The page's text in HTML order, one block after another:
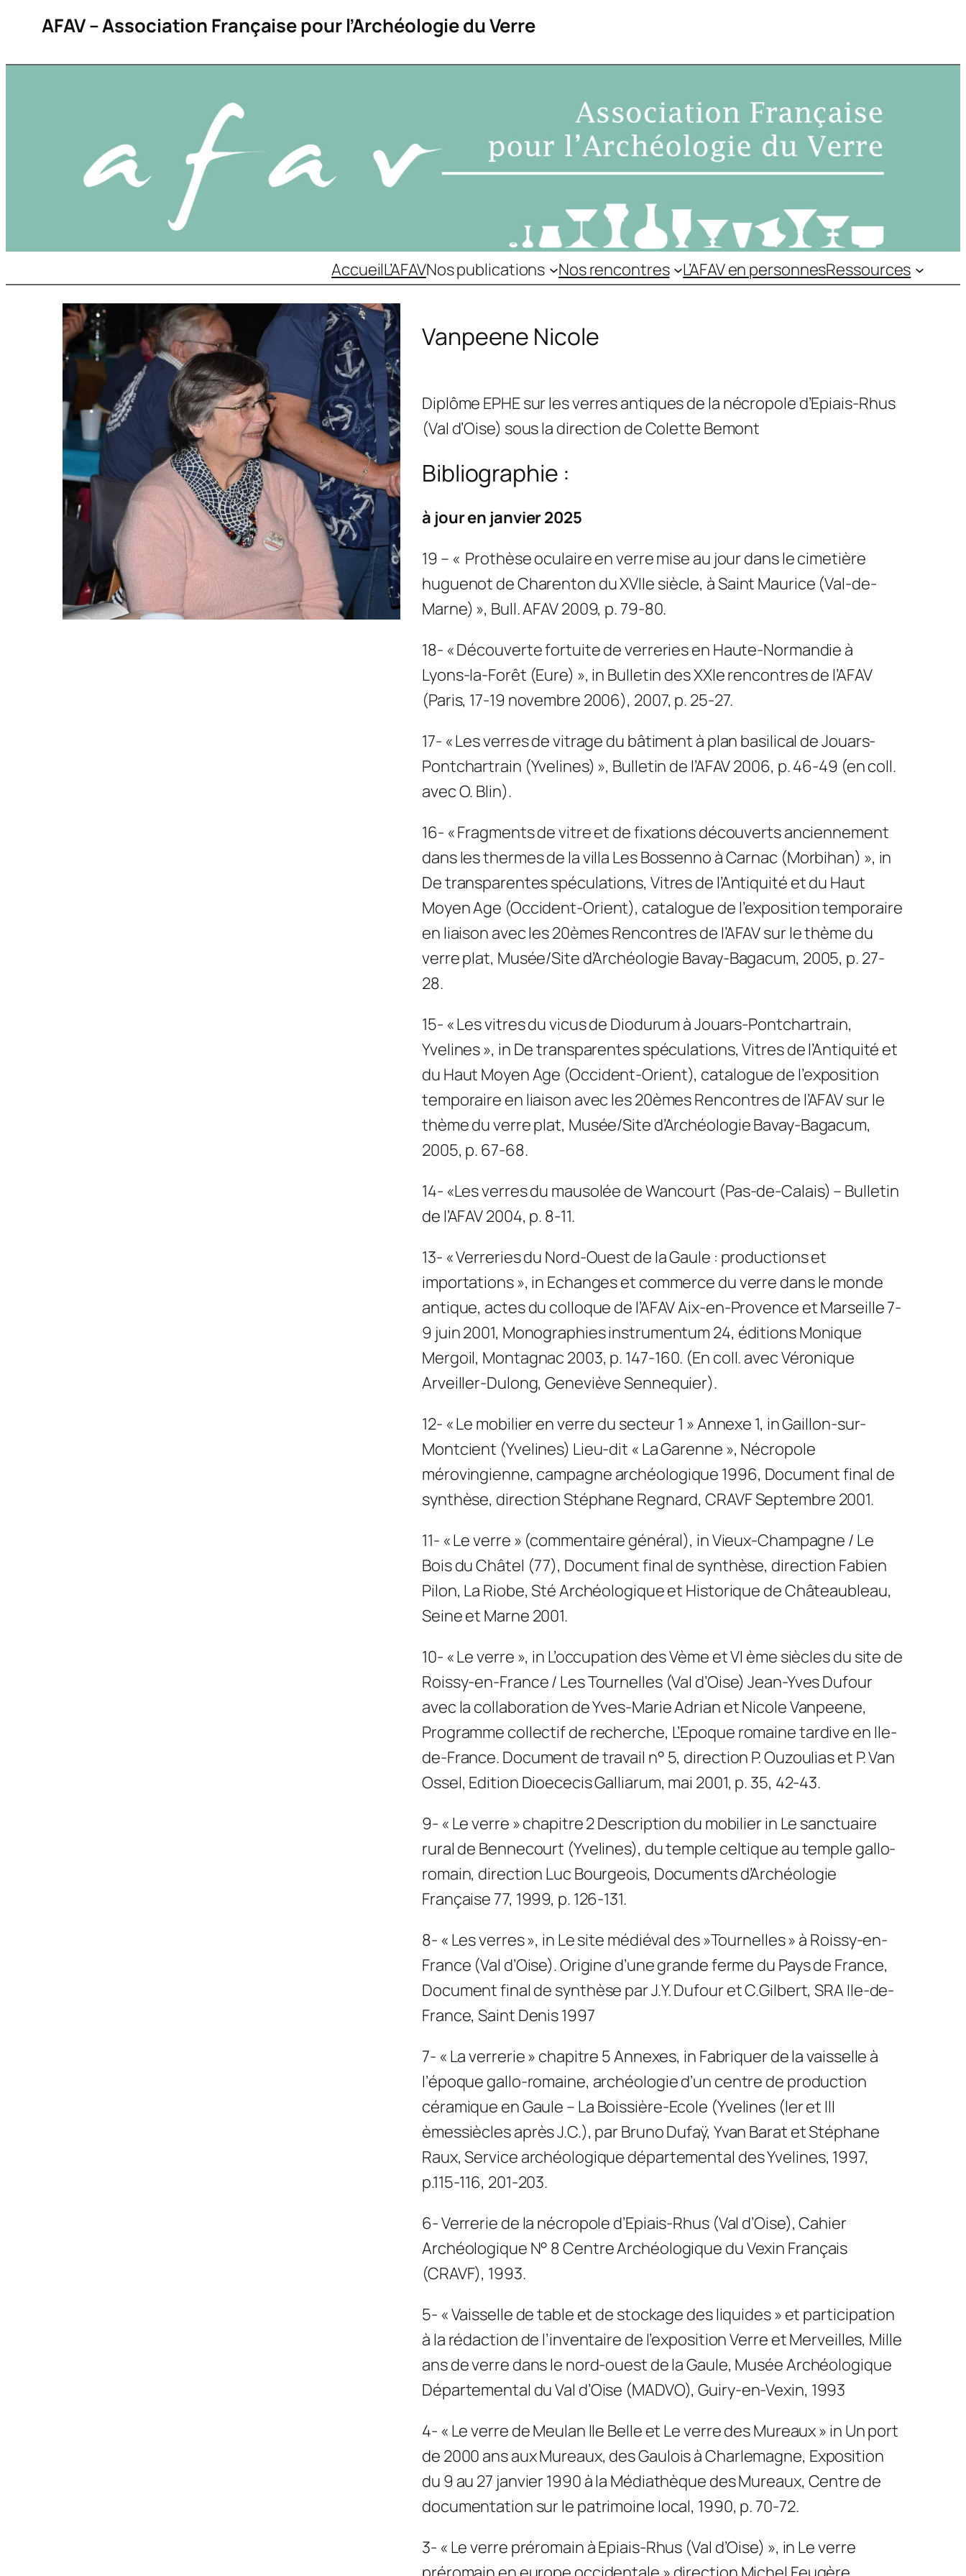
AFAV – Association Française pour l’Archéologie du Verre
AccueilL’AFAVNos publications Nos rencontres L’AFAV en personnesRessources
Vanpeene Nicole
Diplôme EPHE sur les verres antiques de la nécropole d’Epiais-Rhus
(Val d’Oise) sous la direction de Colette Bemont
Bibliographie :
à jour en janvier 2025
19 – « Prothèse oculaire en verre mise au jour dans le cimetière
huguenot de Charenton du XVIIe siècle, à Saint Maurice (Val-de-
Marne) », Bull. AFAV 2009, p. 79-80.
18- « Découverte fortuite de verreries en Haute-Normandie à
Lyons-la-Forêt (Eure) », in Bulletin des XXIe rencontres de l’AFAV
(Paris, 17-19 novembre 2006), 2007, p. 25-27.
17- « Les verres de vitrage du bâtiment à plan basilical de Jouars-
Pontchartrain (Yvelines) », Bulletin de l’AFAV 2006, p. 46-49 (en coll.
avec O. Blin).
16- « Fragments de vitre et de fixations découverts anciennement
dans les thermes de la villa Les Bossenno à Carnac (Morbihan) », in
De transparentes spéculations, Vitres de l’Antiquité et du Haut
Moyen Age (Occident-Orient), catalogue de l’exposition temporaire
en liaison avec les 20èmes Rencontres de l’AFAV sur le thème du
verre plat, Musée/Site d’Archéologie Bavay-Bagacum, 2005, p. 27-
28.
15- « Les vitres du vicus de Diodurum à Jouars-Pontchartrain,
Yvelines », in De transparentes spéculations, Vitres de l’Antiquité et
du Haut Moyen Age (Occident-Orient), catalogue de l’exposition
temporaire en liaison avec les 20èmes Rencontres de l’AFAV sur le
thème du verre plat, Musée/Site d’Archéologie Bavay-Bagacum,
2005, p. 67-68.
14- «Les verres du mausolée de Wancourt (Pas-de-Calais) – Bulletin
de l’AFAV 2004, p. 8-11.
13- « Verreries du Nord-Ouest de la Gaule : productions et
importations », in Echanges et commerce du verre dans le monde
antique, actes du colloque de l’AFAV Aix-en-Provence et Marseille 7-
9 juin 2001, Monographies instrumentum 24, éditions Monique
Mergoil, Montagnac 2003, p. 147-160. (En coll. avec Véronique
Arveiller-Dulong, Geneviève Sennequier).
12- « Le mobilier en verre du secteur 1 » Annexe 1, in Gaillon-sur-
Montcient (Yvelines) Lieu-dit « La Garenne », Nécropole
mérovingienne, campagne archéologique 1996, Document final de
synthèse, direction Stéphane Regnard, CRAVF Septembre 2001.
11- « Le verre » (commentaire général), in Vieux-Champagne / Le
Bois du Châtel (77), Document final de synthèse, direction Fabien
Pilon, La Riobe, Sté Archéologique et Historique de Châteaubleau,
Seine et Marne 2001.
10- « Le verre », in L’occupation des Vème et VI ème siècles du site de
Roissy-en-France / Les Tournelles (Val d’Oise) Jean-Yves Dufour
avec la collaboration de Yves-Marie Adrian et Nicole Vanpeene,
Programme collectif de recherche, L’Epoque romaine tardive en Ile-
de-France. Document de travail n° 5, direction P. Ouzoulias et P. Van
Ossel, Edition Dioececis Galliarum, mai 2001, p. 35, 42-43.
9- « Le verre » chapitre 2 Description du mobilier in Le sanctuaire
rural de Bennecourt (Yvelines), du temple celtique au temple gallo-
romain, direction Luc Bourgeois, Documents d’Archéologie
Française 77, 1999, p. 126-131.
8- « Les verres », in Le site médiéval des »Tournelles » à Roissy-en-
France (Val d’Oise). Origine d’une grande ferme du Pays de France,
Document final de synthèse par J.Y. Dufour et C.Gilbert, SRA Ile-de-
France, Saint Denis 1997
7- « La verrerie » chapitre 5 Annexes, in Fabriquer de la vaisselle à
l’époque gallo-romaine, archéologie d’un centre de production
céramique en Gaule – La Boissière-Ecole (Yvelines (Ier et III
èmessiècles après J.C.), par Bruno Dufaÿ, Yvan Barat et Stéphane
Raux, Service archéologique départemental des Yvelines, 1997,
p.115-116, 201-203.
6- Verrerie de la nécropole d’Epiais-Rhus (Val d’Oise), Cahier
Archéologique N° 8 Centre Archéologique du Vexin Français
(CRAVF), 1993.
5- « Vaisselle de table et de stockage des liquides » et participation
à la rédaction de l’inventaire de l’exposition Verre et Merveilles, Mille
ans de verre dans le nord-ouest de la Gaule, Musée Archéologique
Départemental du Val d’Oise (MADVO), Guiry-en-Vexin, 1993
4- « Le verre de Meulan Ile Belle et Le verre des Mureaux » in Un port
de 2000 ans aux Mureaux, des Gaulois à Charlemagne, Exposition
du 9 au 27 janvier 1990 à la Médiathèque des Mureaux, Centre de
documentation sur le patrimoine local, 1990, p. 70-72.
3- « Le verre préromain à Epiais-Rhus (Val d’Oise) », in Le verre